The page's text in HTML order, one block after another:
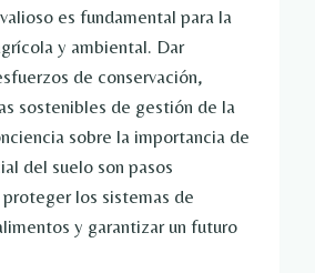
es fundamental para la
y ambiental. Dar
de conservación,
sostenibles de gestión de la
sobre la importancia de
del suelo son pasos
los sistemas de
y garantizar un futuro